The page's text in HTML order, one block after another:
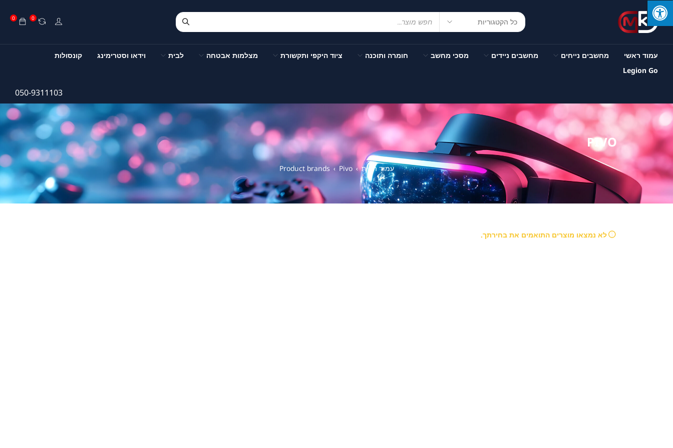
0 0
עמוד ראשי מחשבים נייחים מחשבים ניידים מסכי מחשב חומרה ותוכנה ציוד היקפי ותקשורת מצלמות אבטחה לבית וידאו וסטרימינג
קונסולות
Legion Go
050-9311103
PIVO
עמוד הבית ›
Product brands › Pivo
לא נמצאו מוצרים התואמים את בחירתך.